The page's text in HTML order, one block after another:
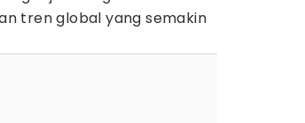
tren global yang semakin